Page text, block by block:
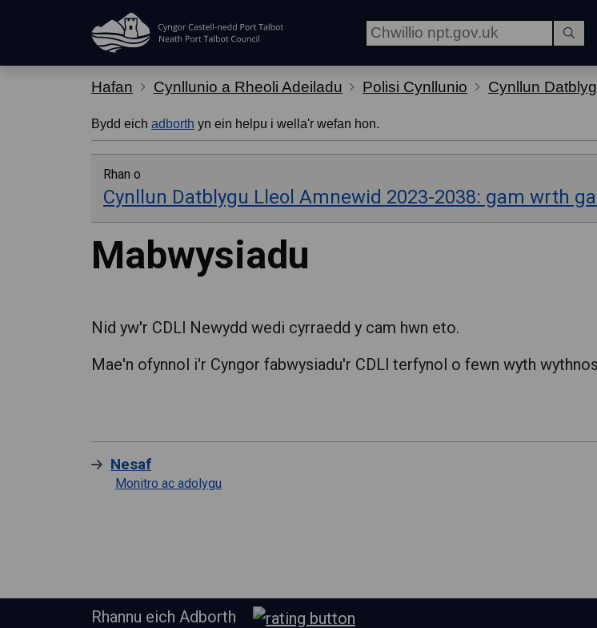
Hafan Cynllunio a Rheoli Adeiladu Polisi Cynllunio Cynllun
Bydd eich adborth yn ein helpu i wella'r wefan hon.
Rhan o
Cynllun Datblygu Lleol Amnewid 2023-2038: gam wrth
Mabwysiadu
Nid yw'r CDLl Newydd wedi cyrraedd y cam hwn eto.
Mae'n ofynnol i'r Cyngor fabwysiadu'r CDLl terfynol o fewn wyth
Nesaf
Monitro ac adolygu
Rhannu eich Adborth